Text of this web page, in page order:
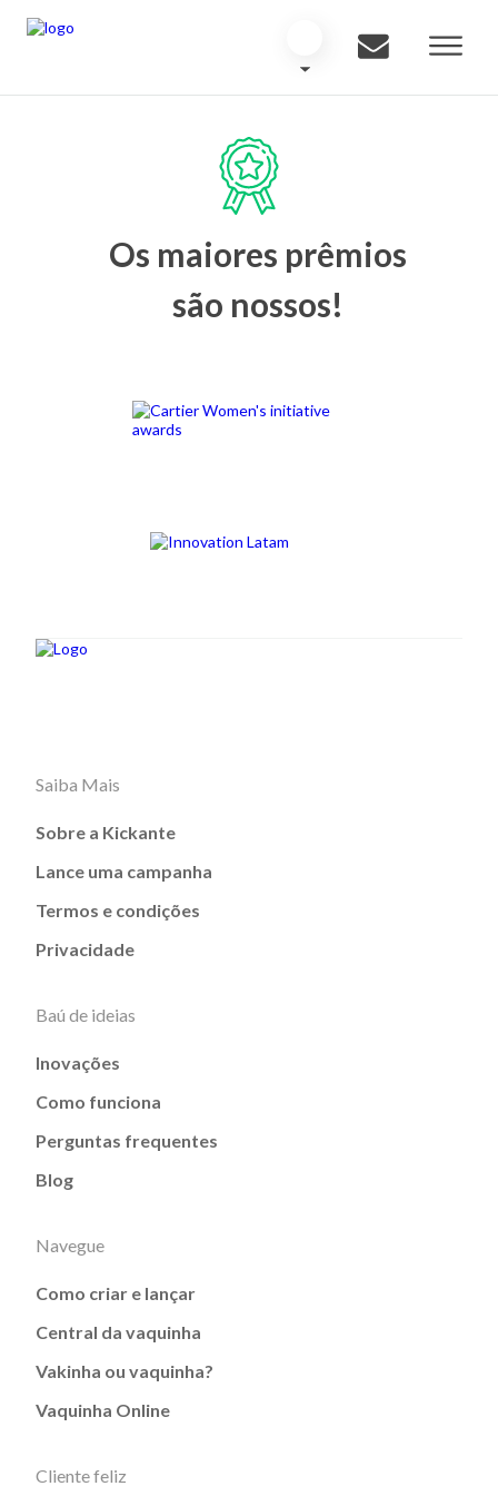
Os maiores prêmios
são nossos!
Saiba Mais
Sobre a Kickante
Lance uma campanha
Termos e condições
Privacidade
Baú de ideias
Inovações
Como funciona
Perguntas frequentes
Blog
Navegue
Como criar e lançar
Central da vaquinha
Vakinha ou vaquinha?
Vaquinha Online
Cliente feliz